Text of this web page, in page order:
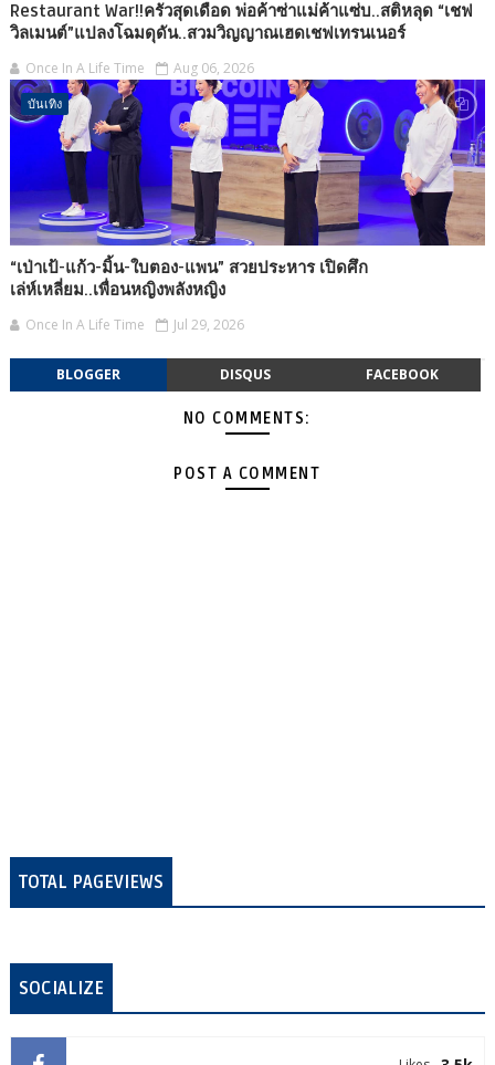
Restaurant War!!ครัวสุดเดือด พ่อค้าซ่าแม่ค้าแซ่บ..สติหลุด “เชฟ
วิลเมนต์”แปลงโฉมดุดัน..สวมวิญญาณเฮดเชฟเทรนเนอร์
Once In A Life Time Aug 06, 2026
บันเทิง
“เป่าเป้-แก้ว-มิ้น-ใบตอง-แพน” สวยประหาร เปิดศึก
เล่ห์เหลี่ยม..เพื่อนหญิงพลังหญิง
Once In A Life Time Jul 29, 2026
BLOGGER DISQUS FACEBOOK
NO COMMENTS:
POST A COMMENT
TOTAL PAGEVIEWS
SOCIALIZE